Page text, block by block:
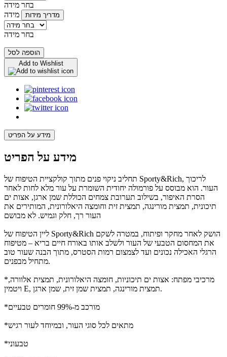
בחר מידה
מידה
מדריך מידות
בחר מידה
הוספה לסל
Add to Wishlist
מידע על הפריט
מידע על הפריט
תחליב ניקוי פנים מתוך קולקציית הטיפוח של Sporty&Rich, לריכוך
העור. הוא מבוסס על פורמולה יחודית השומרת על עור מלא לחות לאחר
הסרת האיפור, בשילוב תערובת צמחים הכוללת שמן ארגן, אצות ים
תיכונית, תמצית מורינגה, תמצית זית וחומצה היאלורונית, המותירים את
העור רך, חלק וגמיש. לא מבושם
ליין הטיפוח של Sporty&Rich הושק לאחר מחקר ופיתוח, במטרה לשקם
את המחסום הטבעי של העור ולשלב אותו באורח חיים בריא – מטיפוח
הרגלי האכילה נכונים ועד לצמצום רמות הסטרס, מתוך הבנה שעור טוב
מתחיל מבפנים.
*מרכיבי מפתח: אצות ים תיכוניות, חומצה היאלורונית, תמצית אלוורה,
ויטמין E, תמצית מורינגה, תמצית שמן זית, שמן ארגן.
*מורכב מ-99% חומרים טבעיים
*מתאים לכל סוגי העור, ובמיוחד לעור רגיש
*טבעוני